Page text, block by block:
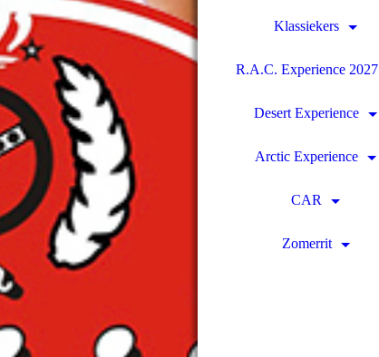
Klassiekers
R.A.C. Experience 2027
Desert Experience
Arctic Experience
CAR
Zomerrit